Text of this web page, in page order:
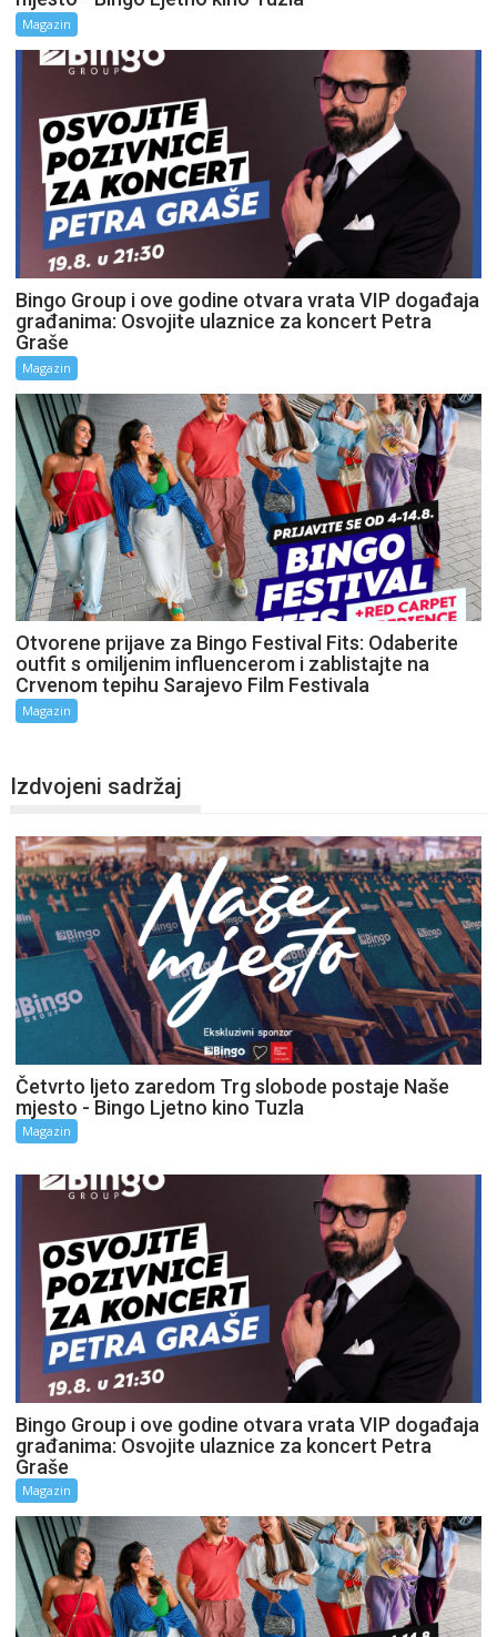
Magazin
Bingo Group i ove godine otvara vrata VIP događaja
građanima: Osvojite ulaznice za koncert Petra
Graše
Magazin
Otvorene prijave za Bingo Festival Fits: Odaberite
outfit s omiljenim influencerom i zablistajte na
Crvenom tepihu Sarajevo Film Festivala
Magazin
Izdvojeni sadržaj
Četvrto ljeto zaredom Trg slobode postaje Naše
mjesto - Bingo Ljetno kino Tuzla
Magazin
Bingo Group i ove godine otvara vrata VIP događaja
građanima: Osvojite ulaznice za koncert Petra
Graše
Magazin